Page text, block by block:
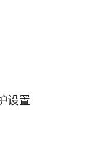
设置